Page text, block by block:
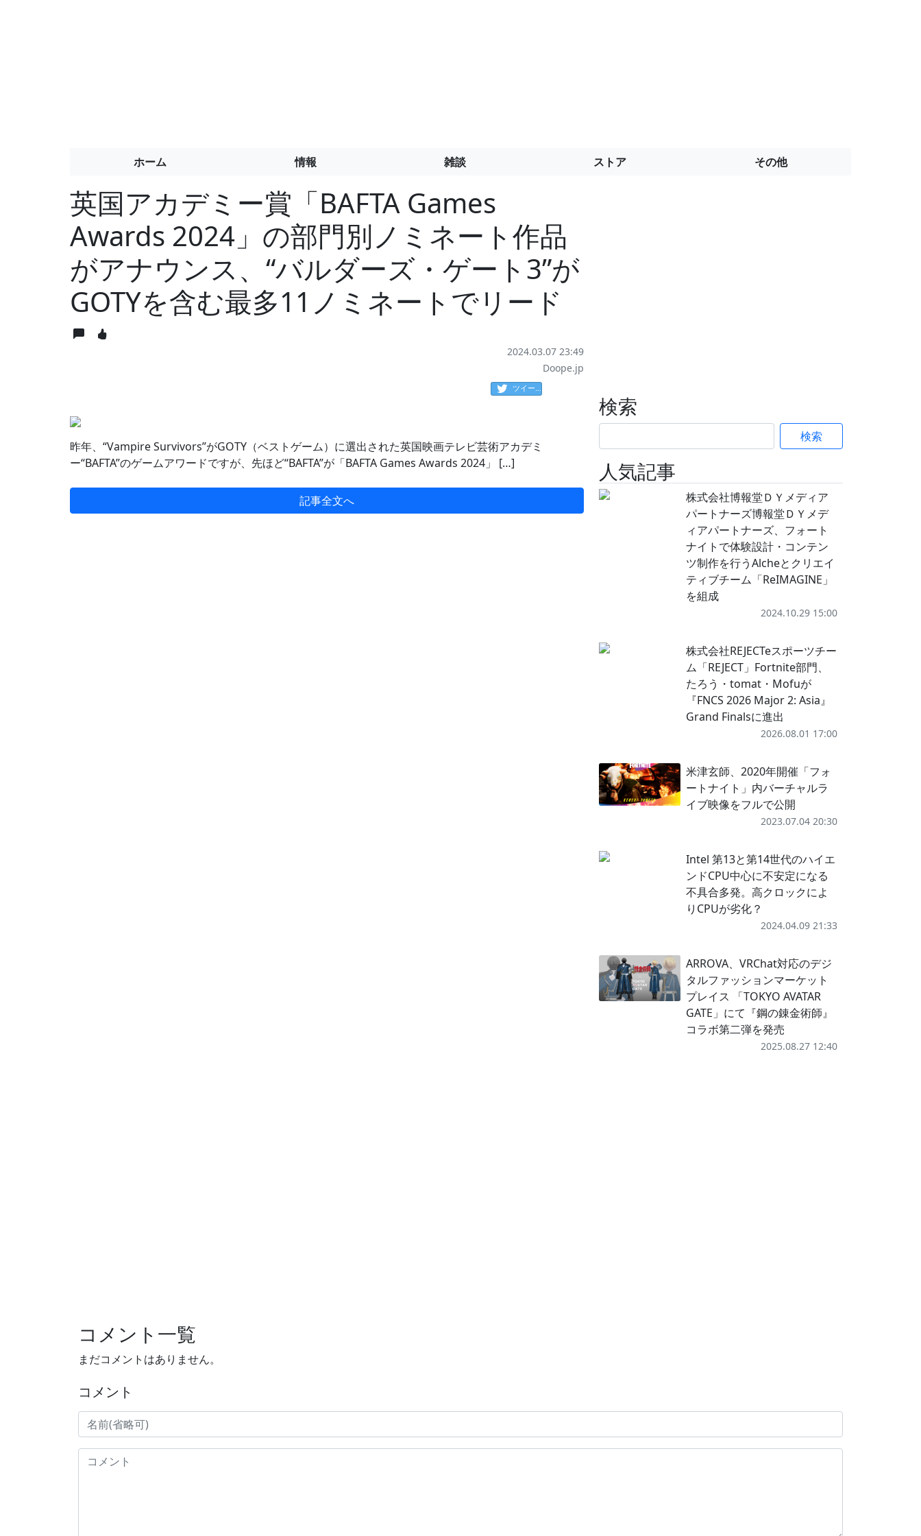
ホーム 情報 雑談 ストア その他
英国アカデミー賞「BAFTA Games
Awards 2024」の部門別ノミネート作品
がアナウンス、“バルダーズ・ゲート3”が
GOTYを含む最多11ノミネートでリード
2024.03.07 23:49
Doope.jp
ツイート
昨年、“Vampire Survivors”がGOTY（ベストゲーム）に選出された英国映画テレビ芸術アカデミ
ー“BAFTA”のゲームアワードですが、先ほど“BAFTA”が「BAFTA Games Awards 2024」 […]
記事全文へ
検索
検索
人気記事
株式会社博報堂ＤＹメディア
パートナーズ博報堂ＤＹメデ
ィアパートナーズ、フォート
ナイトで体験設計・コンテン
ツ制作を行うAlcheとクリエイ
ティブチーム「ReIMAGINE」
を組成
2024.10.29 15:00
株式会社REJECTeスポーツチー
ム「REJECT」Fortnite部門、
たろう・tomat・Mofuが
『FNCS 2026 Major 2: Asia』
Grand Finalsに進出
2026.08.01 17:00
米津玄師、2020年開催「フォ
ートナイト」内バーチャルラ
イブ映像をフルで公開
2023.07.04 20:30
Intel 第13と第14世代のハイエ
ンドCPU中心に不安定になる
不具合多発。高クロックによ
りCPUが劣化？
2024.04.09 21:33
ARROVA、VRChat対応のデジ
タルファッションマーケット
プレイス 「TOKYO AVATAR
GATE」にて『鋼の錬金術師』
コラボ第二弾を発売
2025.08.27 12:40
コメント一覧
まだコメントはありません。
コメント